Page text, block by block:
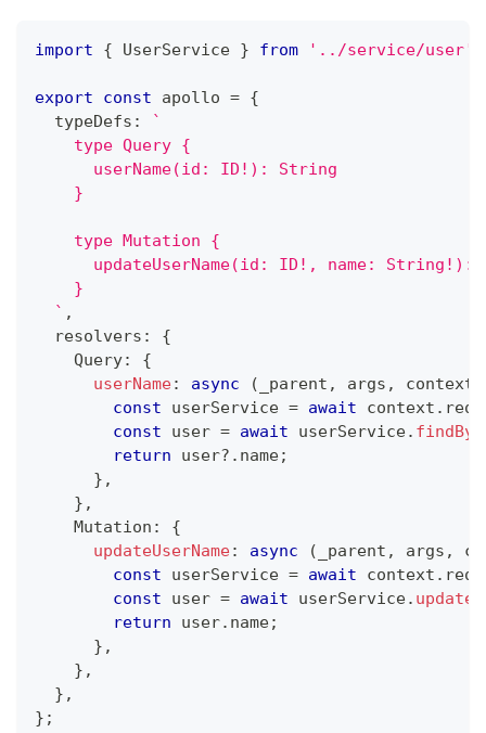
import { UserService } from '../service/user'
export const apollo = {
  typeDefs
:
`
    type Query {
      userName(id: ID!): String
    }
    type Mutation {
updateUserName(id: ID!, name: String!):
    }
` ,
  resolvers
:
{
    Query
:
{
userName: async ( _parent , args , context
const userService = await context .
const user = await userService.
return user?. name;
} ,
} ,
    Mutation
:
{
updateUserName: async ( _parent , args ,
const userService = await context .
const user = await userService.
return user. name;
} ,
} ,
} ,
} ;